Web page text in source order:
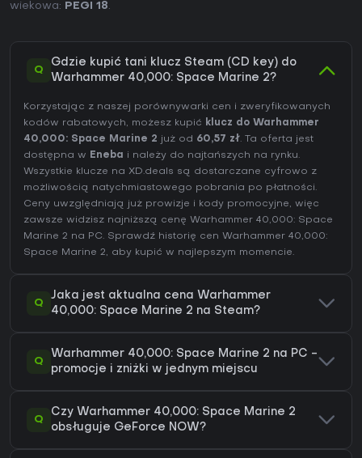
wiekowa:
PEGI 18.
Q
Gdzie kupić tani klucz Steam (CD key) do
Warhammer 40,000: Space Marine 2?
Korzystając z naszej porównywarki cen i zweryfikowanych
kodów rabatowych, możesz kupić klucz do Warhammer
40,000: Space Marine 2 już od 60,57 zł. Ta oferta jest
dostępna w Eneba
i należy do najtańszych na rynku.
Wszystkie klucze na XD.deals są dostarczane cyfrowo z
możliwością natychmiastowego pobrania po płatności.
Ceny uwzględniają już prowizje i kody promocyjne, więc
zawsze widzisz najniższą cenę Warhammer 40,000: Space
Marine 2 na PC. Sprawdź historię cen Warhammer 40,000:
Space Marine 2, aby kupić w najlepszym momencie.
Q
Jaka jest aktualna cena Warhammer
40,000: Space Marine 2 na Steam?
Q
Warhammer 40,000: Space Marine 2 na PC -
promocje i zniżki w jednym miejscu
Q
Czy Warhammer 40,000: Space Marine 2
obsługuje GeForce NOW?